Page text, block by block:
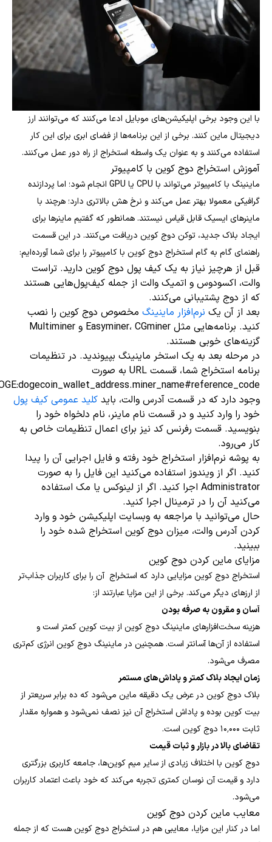
با این وجود برخی اپلیکیشن‌های موبایل ادعا می‌کنند که می‌توانند ارز
دیجیتال ماین کنند. برخی از این برنامه‌ها از فضای ابری برای این کار
استفاده می‌کنند و به عنوان یک واسطه استخراج از راه دور عمل می‌کنند.
آموزش استخراج دوج کوین با کامپیوتر
ماینینگ با کامپیوتر می‌تواند با CPU یا GPU انجام شود؛ اما پردازنده
گرافیکی معمولا بهتر عمل می‎‌کند و نرخ هش بالاتری دارد؛ هرچند با
ماینرهای ایسیک قابل قیاس نیستند. همانطور که گفتیم ماینرها برای
ایجاد بلاک جدید، توکن دوج کوین دریافت می‌کنند. در این قسمت
راهنمای گام به گام استخراج دوج کوین با کامپیوتر را برای شما آورده‌ایم:
قبل از هرچیز نیاز به یک کیف پول دوج کوین دارید. تراست
والت، اکسودوس و اتمیک والت از جمله کیف‌پول‌هایی هستند
که از دوج پشتیبانی می‌کنند.
بعد از آن یکنرم‌افزار ماینینگمخصوص دوج کوین را نصب
کنید. برنامه‌هایی مثل Easyminer، CGminer و Multiminer
گزینه‌های خوبی هستند.
در مرحله بعد به یک استخر ماینینگ بپیوندید. در تنظیمات
برنامه استخراج شما، قسمت URL به صورت
DOGE:dogecoin_wallet_address.miner_name#reference_code
وجود دارد که در قسمت آدرس والت، بایدکلید عمومی کیف پول
خود را وارد کنید و در قسمت نام ماینر، نام دلخواه خود را
بنویسید. قسمت رفرنس کد نیز برای اعمال تنظیمات خاص به
کار می‌رود.
به پوشه نرم‌افزار استخراج خود رفته و فایل اجرایی آن را پیدا
کنید. اگر از ویندوز استفاده می‌کنید این فایل را به صورت
Administrator اجرا کنید. اگر از لینوکس یا مک استفاده
می‌کنید آن را در ترمینال اجرا کنید.
حال می‌توانید با مراجعه به وبسایت اپلیکیشن خود و وارد
کردن آدرس والت، میزان دوج کوین استخراج شده خود را
ببینید.
مزایای ماین کردن دوج کوین
استخراج دوج کوین مزایایی دارد که استخراج آن را برای کاربران جذاب‌تر
از ارزهای دیگر می‌کند. برخی از این مزایا عبارتند از:
آسان و مقرون به صرفه بودن
هزینه سخت‌افزارهای ماینینگ دوج کوین از بیت کوین کمتر است و
استفاده از آن‌ها آسانتر است. همچنین در ماینینگ دوج کوین انرژی کم‌تری
مصرف می‌شود.
زمان ایجاد بلاک کمتر و پاداش‌های مستمر
بلاک دوج کوین در عرض یک دقیقه ماین می‌شود که ده برابر سریع‎تر از
بیت کوین بوده و پاداش استخراج آن نیز نصف نمی‌شود و همواره مقدار
ثابت ۱۰٬۰۰۰ دوج کوین است.
تقاضای بالا در بازار و ثبات قیمت
دوج کوین با اختلاف زیادی از سایر میم کوین‌ها، جامعه کاربری بزرگتری
دارد و قیمت آن نوسان کمتری تجربه می‌کند که خود باعث اعتماد کاربران
می‌شود.
معایب ماین کردن دوج کوین
اما در کنار این مزایا، معایبی هم در استخراج دوج کوین هست که از جمله